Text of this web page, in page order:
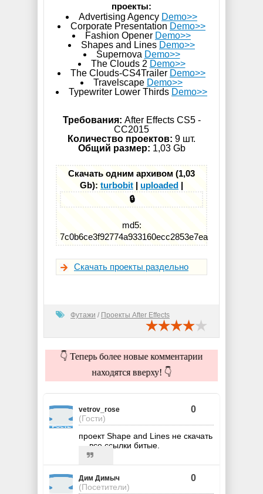
проекты:
Advertising Agency Demo>>
Corporate Presentation Demo>>
Fashion Opener Demo>>
Shapes and Lines Demo>>
Supernova Demo>>
The Clouds 2 Demo>>
The Clouds-CS4Trailer Demo>>
Travelscape Demo>>
Typewriter Lower Thirds Demo>>
Требования: After Effects CS5 -
СС2015
Количество проектов: 9 шт.
Общий размер: 1,03 Gb
Скачать одним архивом (1,03
Gb): turbobit | uploaded |
🔒
md5:
7c0b6ce3f92774a933160ecc2853e7ea
Скачать проекты раздельно
Футажи / Проекты After Effects
👇 Теперь более новые комментарии
находятся вверху! 👇
vetrov_rose
(Гости)
0
проект Shape and Lines не скачать
— все ссылки битые.
Дим Димыч
(Посетители)
0